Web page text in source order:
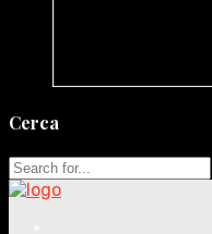
Cerca
Search
for: